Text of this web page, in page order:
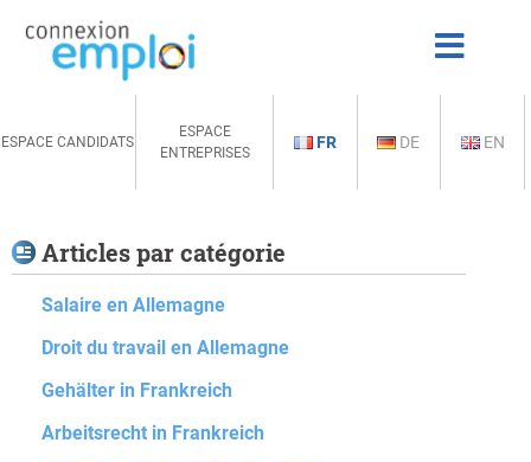
ESPACE CANDIDATS
ESPACE
ENTREPRISES
FR DE EN
Articles par catégorie
Salaire en Allemagne
Droit du travail en Allemagne
Gehälter in Frankreich
Arbeitsrecht in Frankreich